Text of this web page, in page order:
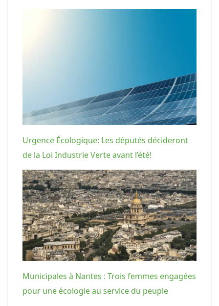
Urgence Écologique: Les députés décideront
de la Loi Industrie Verte avant l’été!
Municipales à Nantes : Trois femmes engagées
pour une écologie au service du peuple